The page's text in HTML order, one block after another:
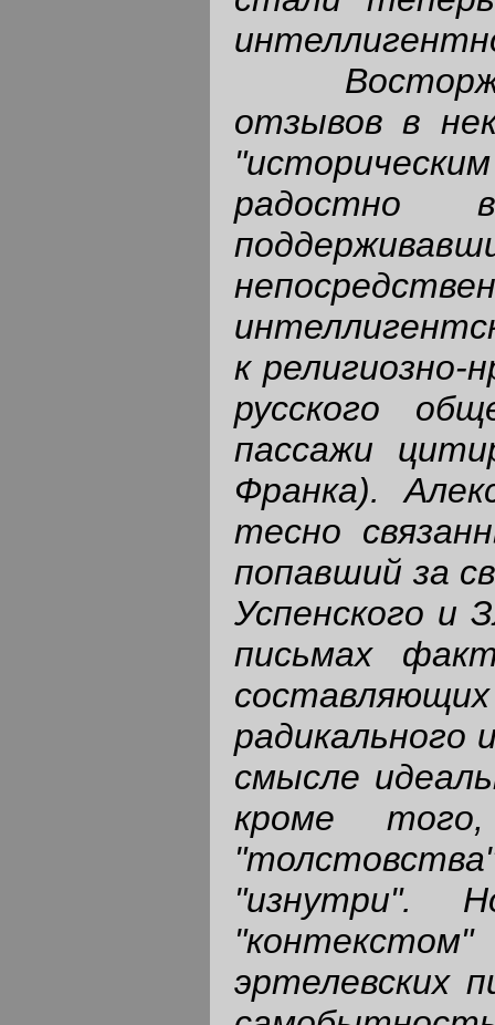
отзывов в
радостно
к религиозно-
русского
пассажи
Франка).
тесно
попавший за
Успенского и
письмах
радикального
смысле
кроме
эртелевских